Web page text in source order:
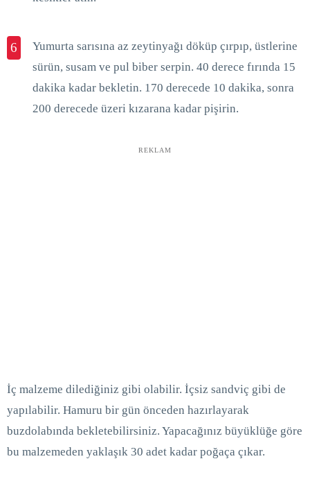
6
Yumurta sarısına az zeytinyağı döküp çırpıp, üstlerine
sürün, susam ve pul biber serpin. 40 derece fırında 15
dakika kadar bekletin. 170 derecede 10 dakika, sonra
200 derecede üzeri kızarana kadar pişirin.
REKLAM
İç malzeme dilediğiniz gibi olabilir. İçsiz sandviç gibi de
yapılabilir. Hamuru bir gün önceden hazırlayarak
buzdolabında bekletebilirsiniz. Yapacağınız büyüklüğe göre
bu malzemeden yaklaşık 30 adet kadar poğaça çıkar.